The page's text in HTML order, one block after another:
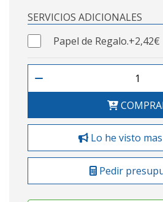
SERVICIOS ADICIONALES
Papel de Regalo.+2,42€
Lo he visto
Pedir